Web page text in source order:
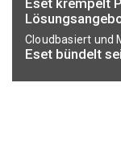
Cloudbasiert und
Eset bündelt